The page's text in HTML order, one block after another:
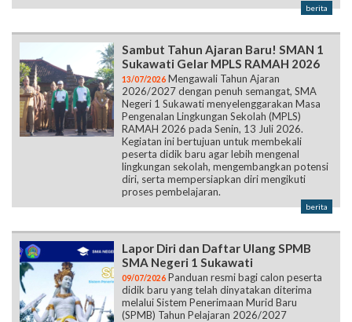
berita
Sambut Tahun Ajaran Baru! SMAN 1
Sukawati Gelar MPLS RAMAH 2026
13/07/2026 Mengawali Tahun Ajaran
2026/2027 dengan penuh semangat, SMA
Negeri 1 Sukawati menyelenggarakan Masa
Pengenalan Lingkungan Sekolah (MPLS)
RAMAH 2026 pada Senin, 13 Juli 2026.
Kegiatan ini bertujuan untuk membekali
peserta didik baru agar lebih mengenal
lingkungan sekolah, mengembangkan potensi
diri, serta mempersiapkan diri mengikuti
proses pembelajaran.
berita
Lapor Diri dan Daftar Ulang SPMB
SMA Negeri 1 Sukawati
09/07/2026 Panduan resmi bagi calon peserta
didik baru yang telah dinyatakan diterima
melalui Sistem Penerimaan Murid Baru
(SPMB) Tahun Pelajaran 2026/2027